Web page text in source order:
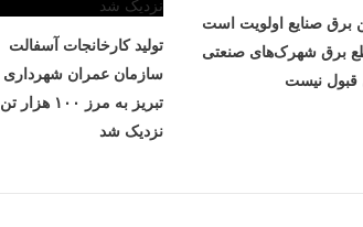
برق صنایع اولویت است
برق شهرک‌های صنعتی
قبول نیست
تولید کارخانجات آسفالت
سازمان عمران شهرداری
تبریز به مرز ۱۰۰ هزار تن
نزدیک شد